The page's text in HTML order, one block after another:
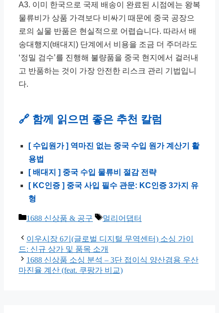
A3. 이미 한국으로 국제 배송이 완료된 시점에는 왕복
물류비가 상품 가격보다 비싸기 때문에 중국 공장으
로의 실물 반품은 현실적으로 어렵습니다. 따라서 배
송대행지(배대지) 단계에서 비용을 조금 더 주더라도
‘정밀 검수’를 진행해 불량품을 중국 현지에서 걸러내
고 반품하는 것이 가장 안전한 리스크 관리 기법입니
다.
🔗 함께 읽으면 좋은 추천 칼럼
[ 수입원가 ] 역마진 없는 중국 수입 원가 계산기 활
용법
[ 배대지 ] 중국 수입 물류비 절감 전략
[ KC인증 ] 중국 사입 필수 관문: KC인증 3가지 유
형
카
고
리
1688 신상품 & 공구
태
멀리어댑터
이우시장 6기(글로벌 디지털 무역센터) 소싱 가이
드: 신규 상가 및 품목 소개
1688 신상품 소싱 분석 – 3단 접이식 양산겸용 우산
마진율 계산 (feat. 쿠팡가 비교)